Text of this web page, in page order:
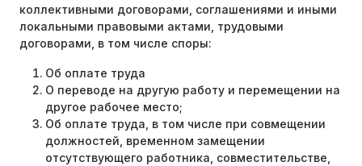
коллективными договорами, соглашениями и иными
локальными правовыми актами, трудовыми
договорами, в том числе споры:
Об оплате труда
О переводе на другую работу и перемещении на
другое рабочее место;
Об оплате труда, в том числе при совмещении
должностей, временном замещении
отсутствующего работника, совместительстве,